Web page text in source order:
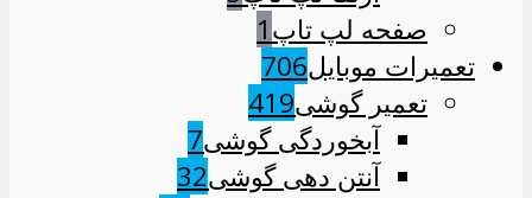
صفحه لپ تاپ1
تعمیرات موبایل706
تعمیر گوشی419
آبخوردگی گوشی7
آنتن دهی گوشی32